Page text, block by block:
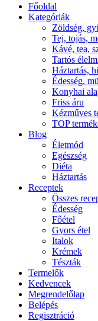
Főoldal
Kategóriák
Zöldség,
Tej, tojás,
Kávé, tea,
Tartós
Háztartás,
Édesség,
Konyhai
Friss áru
Kézműves
TOP
Blog
Életmód
Egészség
Diéta
Háztartás
Receptek
Összes
Édesség
Főétel
Gyors étel
Italok
Krémek
Tészták
Termelők
Kedvencek
Megrendelőlap
Belépés
Regisztráció